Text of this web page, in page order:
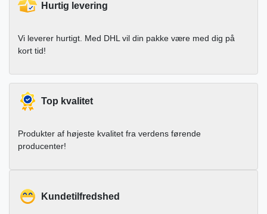
Hurtig levering
Vi leverer hurtigt. Med DHL vil din pakke være med dig på
kort tid!
Top kvalitet
Produkter af højeste kvalitet fra verdens førende
producenter!
Kundetilfredshed